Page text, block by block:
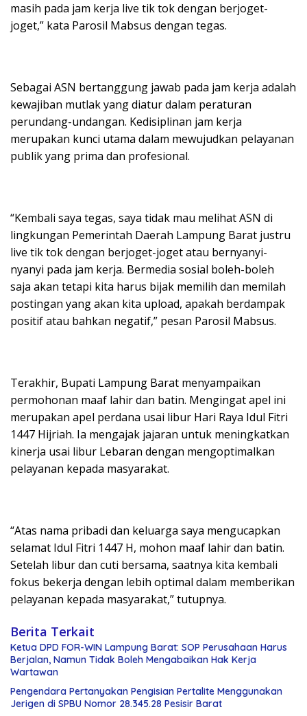
masih pada jam kerja live tik tok dengan berjoget-
joget,” kata Parosil Mabsus dengan tegas.
Sebagai ASN bertanggung jawab pada jam kerja adalah
kewajiban mutlak yang diatur dalam peraturan
perundang-undangan. Kedisiplinan jam kerja
merupakan kunci utama dalam mewujudkan pelayanan
publik yang prima dan profesional.
“Kembali saya tegas, saya tidak mau melihat ASN di
lingkungan Pemerintah Daerah Lampung Barat justru
live tik tok dengan berjoget-joget atau bernyanyi-
nyanyi pada jam kerja. Bermedia sosial boleh-boleh
saja akan tetapi kita harus bijak memilih dan memilah
postingan yang akan kita upload, apakah berdampak
positif atau bahkan negatif,” pesan Parosil Mabsus.
Terakhir, Bupati Lampung Barat menyampaikan
permohonan maaf lahir dan batin. Mengingat apel ini
merupakan apel perdana usai libur Hari Raya Idul Fitri
1447 Hijriah. Ia mengajak jajaran untuk meningkatkan
kinerja usai libur Lebaran dengan mengoptimalkan
pelayanan kepada masyarakat.
“Atas nama pribadi dan keluarga saya mengucapkan
selamat Idul Fitri 1447 H, mohon maaf lahir dan batin.
Setelah libur dan cuti bersama, saatnya kita kembali
fokus bekerja dengan lebih optimal dalam memberikan
pelayanan kepada masyarakat,” tutupnya.
Berita Terkait
Ketua DPD FOR-WIN Lampung Barat: SOP Perusahaan Harus
Berjalan, Namun Tidak Boleh Mengabaikan Hak Kerja
Wartawan
Pengendara Pertanyakan Pengisian Pertalite Menggunakan
Jerigen di SPBU Nomor 28.345.28 Pesisir Barat